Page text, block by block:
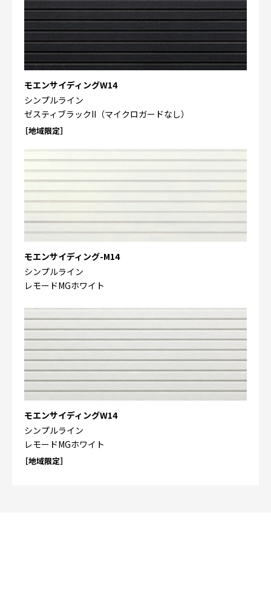
モエンサイディングW14
シンプルライン
ゼスティブラックII（マイクロガードなし）
［地域限定］
モエンサイディング-M14
シンプルライン
レモードMGホワイト
モエンサイディングW14
シンプルライン
レモードMGホワイト
［地域限定］